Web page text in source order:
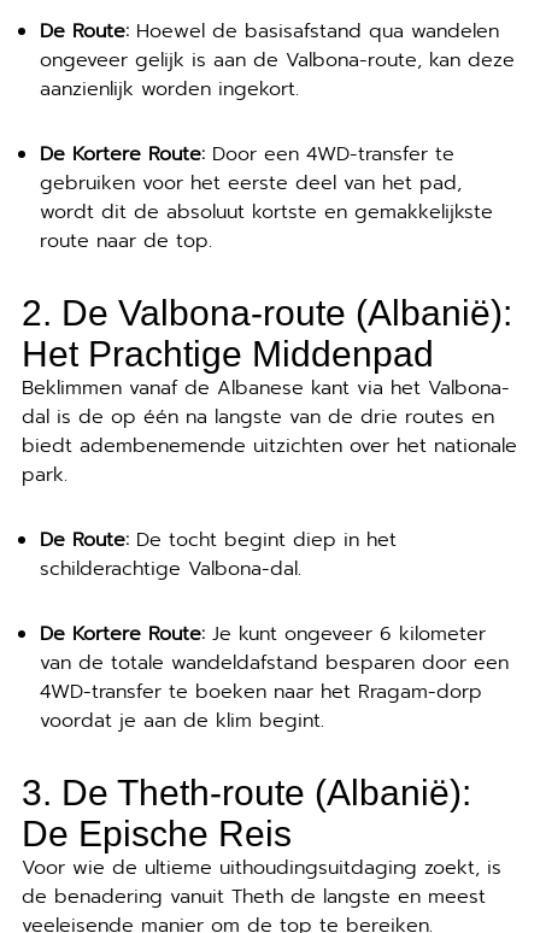
De Route:Hoewel de basisafstand qua wandelen
ongeveer gelijk is aan de Valbona-route, kan deze
aanzienlijk worden ingekort.
De Kortere Route:Door een 4WD-transfer te
gebruiken voor het eerste deel van het pad,
wordt dit de absoluut kortste en gemakkelijkste
route naar de top.
2. De Valbona-route (Albanië):
Het Prachtige Middenpad
Beklimmen vanaf de Albanese kant via het Valbona-
dal is de op één na langste van de drie routes en
biedt adembenemende uitzichten over het nationale
park.
De Route:De tocht begint diep in het
schilderachtige Valbona-dal.
De Kortere Route:Je kunt ongeveer 6 kilometer
van de totale wandeldafstand besparen door een
4WD-transfer te boeken naar het Rragam-dorp
voordat je aan de klim begint.
3. De Theth-route (Albanië):
De Epische Reis
Voor wie de ultieme uithoudingsuitdaging zoekt, is
de benadering vanuit Theth de langste en meest
veeleisende manier om de top te bereiken.